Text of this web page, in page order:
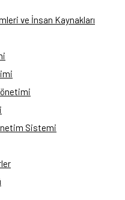
ve İnsan Kaynakları
Sistemi